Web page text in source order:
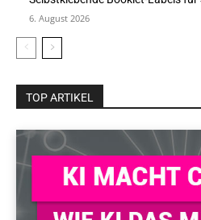
6. August 2026
TOP ARTIKEL